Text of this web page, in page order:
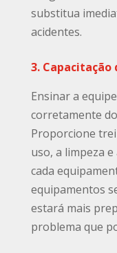
substitua
acidentes.
3. Capacitação
Ensinar a
corretamente
Proporcione
uso, a limpeza
cada
equipamentos
estará mais
problema que